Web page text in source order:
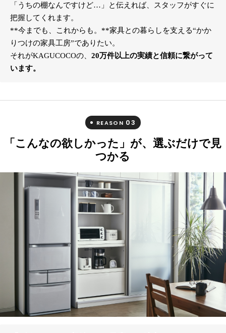
「うちの棚なんですけど…」と伝えれば、スタッフがすぐに
把握してくれます。
**今までも、これからも。**家具との暮らしを支える“かか
りつけの家具工房”でありたい。
それがKAGUCOCOの、 20万件以上の実績と信頼に繋がって
います。
REASON 03
「こんなの欲しかった」が、選ぶだけで見
つかる